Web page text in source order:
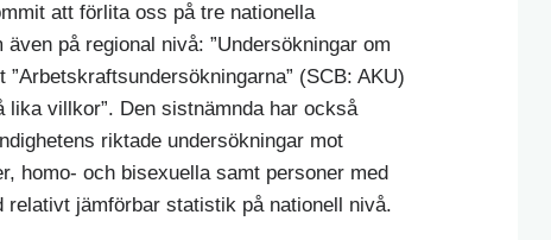
att förlita oss på tre nationella
på regional nivå: ”Undersökningar om
(SCB: AKU)
lika villkor”. Den sistnämnda har också
riktade undersökningar mot
homo- och bisexuella samt personer med
jämförbar statistik på nationell nivå.